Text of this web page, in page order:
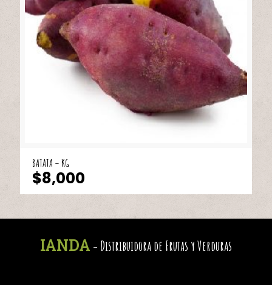
BATATA – KG
$8,000
IANDA - Distribuidora de Frutas y Verduras